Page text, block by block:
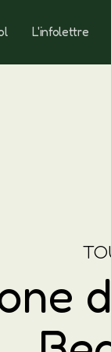
L'infolettre
Notes